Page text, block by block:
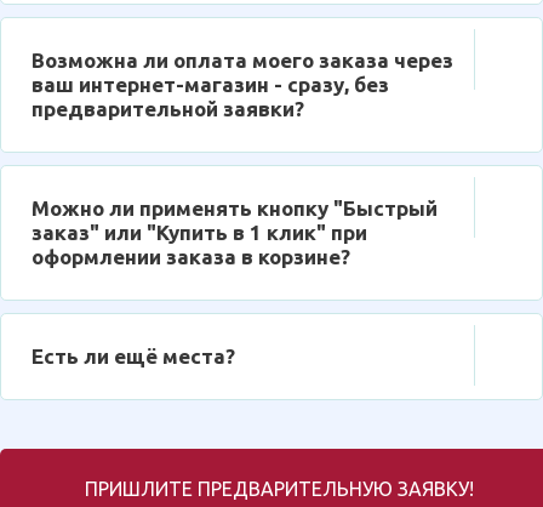
Возможна ли оплата моего заказа через
ваш интернет-магазин - сразу, без
предварительной заявки?
Можно ли применять кнопку "Быстрый
заказ" или "Купить в 1 клик" при
оформлении заказа в корзине?
Есть ли ещё места?
ПРИШЛИТЕ ПРЕДВАРИТЕЛЬНУЮ ЗАЯВКУ!